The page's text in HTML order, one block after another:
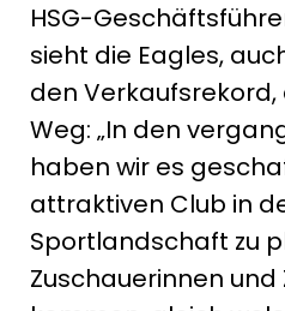
HSG-
sieht die Eagles,
den
Weg: „In den
haben wir es
attraktiven Club in
Sportlandschaft zu
Zuschauerinnen und